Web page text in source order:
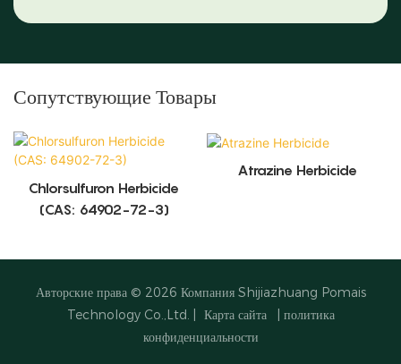
Сопутствующие Товары
Chlorsulfuron Herbicide
(CAS: 64902-72-3)
Atrazine Herbicide
Авторские права © 2026 Компания Shijiazhuang Pomais
Technology Co.,Ltd.
Карта сайта
политика
конфиденциальности